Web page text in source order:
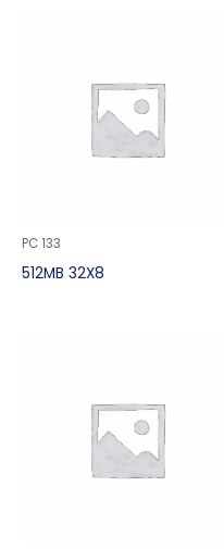
PC 133
512MB 32X8